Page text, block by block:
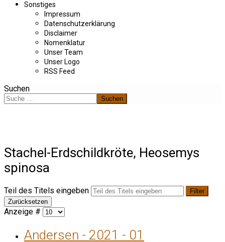
Sonstiges
Impressum
Datenschutzerklärung
Disclaimer
Nomenklatur
Unser Team
Unser Logo
RSS Feed
Suchen
Suchen
Stachel-Erdschildkröte, Heosemys
spinosa
Teil des Titels eingeben
Filter
Zurücksetzen
Anzeige #
Andersen - 2021 - 01